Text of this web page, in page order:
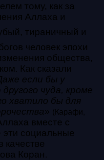
тому, как за
Аллаха и
человек эпохи
общества,
Как сказали
если бы у
чуда, кроме
хватило бы для
(Карафи,
вместе с
социальные
качестве
Коран.